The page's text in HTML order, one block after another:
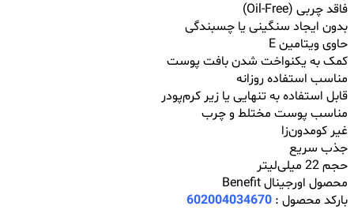
فاقد چربی (Oil-Free)
بدون ایجاد سنگینی یا چسبندگی
حاوی ویتامین E
کمک به یکنواخت شدن بافت پوست
مناسب استفاده روزانه
قابل استفاده به ‌تنهایی یا زیر کرم‌پودر
مناسب پوست مختلط و چرب
غیر کومدون‌زا
جذب سریع
حجم 22 میلی‌لیتر
محصول اورجینال Benefit
بارکد محصول : 602004034670